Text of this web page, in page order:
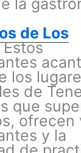
la
de Los
Estos
los
de
que
ofrecen
y la